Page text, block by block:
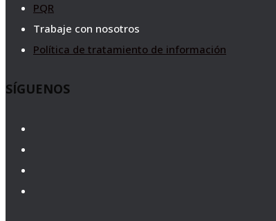
PQR
Trabaje con nosotros
Política de tratamiento de información
SÍGUENOS